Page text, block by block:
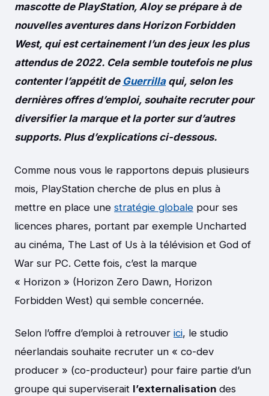
mascotte de PlayStation, Aloy se prépare à de
nouvelles aventures dans Horizon Forbidden
West, qui est certainement l’un des jeux les plus
attendus de 2022. Cela semble toutefois ne plus
contenter l’appétit de Guerrillaqui, selon les
dernières offres d’emploi, souhaite recruter pour
diversifier la marque et la porter sur d’autres
supports. Plus d’explications ci-dessous.
Comme nous vous le rapportons depuis plusieurs
mois, PlayStation cherche de plus en plus à
mettre en place une stratégie globale pour ses
licences phares, portant par exemple Uncharted
au cinéma, The Last of Us à la télévision et God of
War sur PC. Cette fois, c’est la marque
« Horizon » (Horizon Zero Dawn, Horizon
Forbidden West) qui semble concernée.
Selon l’offre d’emploi à retrouver ici, le studio
néerlandais souhaite recruter un « co-dev
producer » (co-producteur) pour faire partie d’un
groupe qui superviserait l’externalisation des